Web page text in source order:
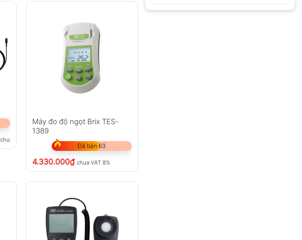
hơn
chất ô nhiễm hữu cơ
chưa VAT 8%
Máy đo độ ngọt Brix TES-
1389
Đã bán 63
4.330.000₫ chưa VAT 8%